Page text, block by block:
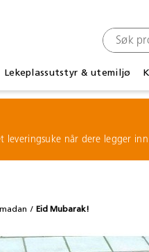
Lekeplassutstyr & utemiljø
leveringsuke når dere legger
Eid Mubarak!